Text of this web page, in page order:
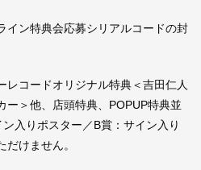
イン特典会応募シリアルコードの封
コードオリジナル特典＜吉田仁人
ー＞他、店頭特典、POPUP特典並
入りポスター／B賞：サイン入り
けません。